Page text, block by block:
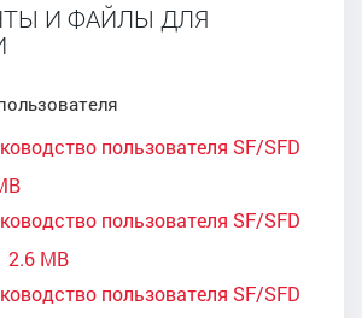
И ФАЙЛЫ ДЛЯ
пользователя SF/SFD
пользователя SF/SFD
2.6 MB
пользователя SF/SFD